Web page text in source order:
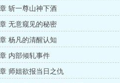
斩一尊山神下酒
无意窥见的秘密
杨凡的清醒认知
内部倾轧事件
师姐欲报当日之仇